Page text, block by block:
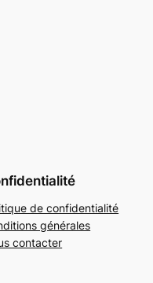
de confidentialité
générales
contacter